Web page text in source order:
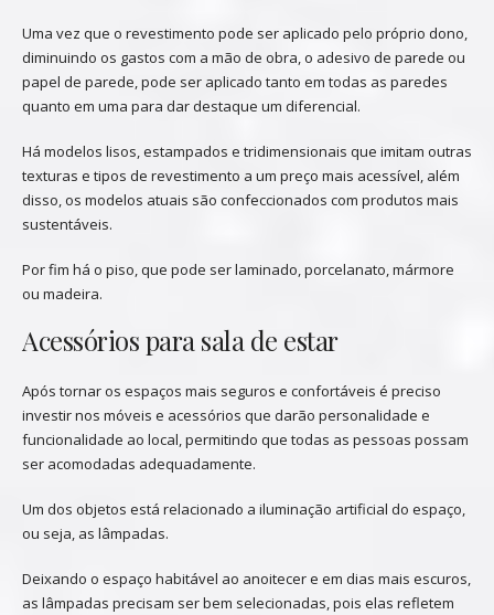
Uma vez que o revestimento pode ser aplicado pelo próprio dono,
diminuindo os gastos com a mão de obra, o adesivo de parede ou
papel de parede, pode ser aplicado tanto em todas as paredes
quanto em uma para dar destaque um diferencial.
Há modelos lisos, estampados e tridimensionais que imitam outras
texturas e tipos de revestimento a um preço mais acessível, além
disso, os modelos atuais são confeccionados com produtos mais
sustentáveis.
Por fim há o piso, que pode ser laminado, porcelanato, mármore
ou madeira.
Acessórios para sala de estar
Após tornar os espaços mais seguros e confortáveis é preciso
investir nos móveis e acessórios que darão personalidade e
funcionalidade ao local, permitindo que todas as pessoas possam
ser acomodadas adequadamente.
Um dos objetos está relacionado a iluminação artificial do espaço,
ou seja, as lâmpadas.
Deixando o espaço habitável ao anoitecer e em dias mais escuros,
as lâmpadas precisam ser bem selecionadas, pois elas refletem